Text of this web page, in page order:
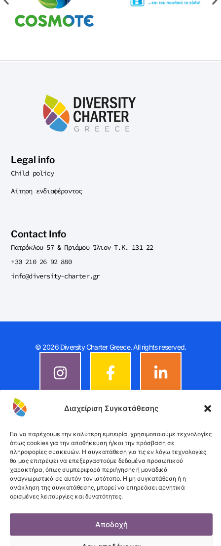
Διαχείριση Συγκατάθεσης
Για να παρέχουμε την καλύτερη εμπειρία, χρησιμοποιούμε τεχνολογίες
όπως cookies για την αποθήκευση ή/και την πρόσβαση σε
πληροφορίες συσκευών. Η συγκατάθεση για τις εν λόγω τεχνολογίες
θα μας επιτρέψει να επεξεργαστούμε δεδομένα προσωπικού
χαρακτήρα, όπως συμπεριφορά περιήγησης ή μοναδικά
αναγνωριστικά σε αυτόν τον ιστότοπο. Η μη συγκατάθεση ή η
ανάκληση της συγκατάθεσης, μπορεί να επηρεάσει αρνητικά
ορισμένες λειτουργίες και δυνατότητες.
Αποδοχή
Legal info
Child policy
Αίτηση ενδιαφέροντος
Contact Info
Πατρόκλου 57 & Πριάμου Ίλιον T.K. 131 22
+30 210 26 92 880
info@diversity-charter.gr
© 2026 Diversity Charter Greece. All rights reserved.